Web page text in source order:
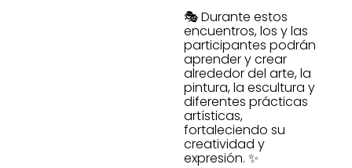
🎭 Durante estos
encuentros, los y las
participantes podrán
aprender y crear
alrededor del arte, la
pintura, la escultura y
diferentes prácticas
artísticas,
fortaleciendo su
creatividad y
expresión. ✨